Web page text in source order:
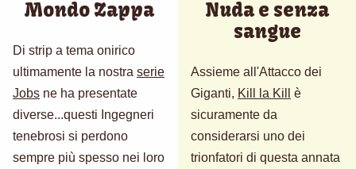
Mondo Zappa
Di strip a tema onirico
ultimamente la nostra serie
Jobs ne ha presentate
diverse...questi Ingegneri
tenebrosi si perdono
sempre più spesso nei loro
Nuda e senza
sangue
Assieme all'Attacco dei
Giganti, Kill la Kill
è
sicuramente da
considerarsi uno dei
trionfatori di questa annata